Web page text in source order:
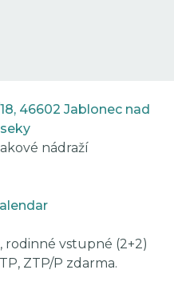
46602 Jablonec nad
nádraží
rodinné vstupné (2+2)
ZTP/P zdarma.